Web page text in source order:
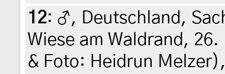
12: ♂, Deutschland,
Wiese am Waldrand,
& Foto: Heidrun